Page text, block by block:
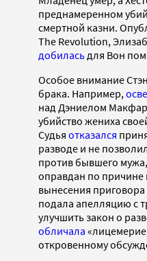
преднамеренном
смертной казни.
The Revolution,
добилась для Вон
Особое внимание
брака. Например,
над Дэниелом
убийство жениха
Судья отказался
разводе и не
против бывшего
оправдан по причине
вынесения
подала апелляцию с
улучшить закон о
обличала
откровенному